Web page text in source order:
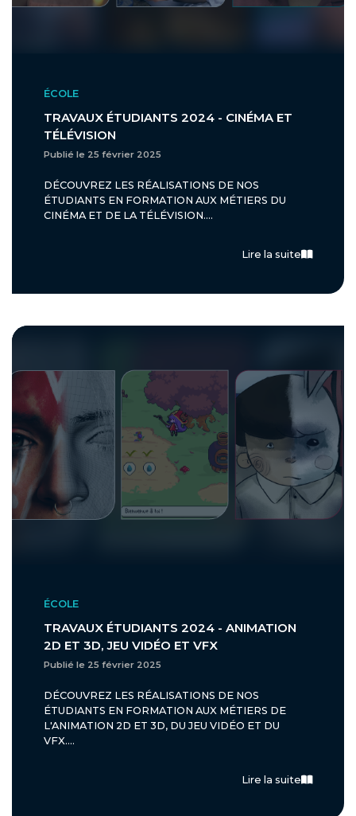
ÉCOLE
TRAVAUX ÉTUDIANTS 2024 - CINÉMA ET
TÉLÉVISION
Publié le 25 février 2025
DÉCOUVREZ LES RÉALISATIONS DE NOS
ÉTUDIANTS EN FORMATION AUX MÉTIERS DU
CINÉMA ET DE LA TÉLÉVISION....
Lire la suite
ÉCOLE
TRAVAUX ÉTUDIANTS 2024 - ANIMATION
2D ET 3D, JEU VIDÉO ET VFX
Publié le 25 février 2025
DÉCOUVREZ LES RÉALISATIONS DE NOS
ÉTUDIANTS EN FORMATION AUX MÉTIERS DE
L'ANIMATION 2D ET 3D, DU JEU VIDÉO ET DU
VFX....
Lire la suite